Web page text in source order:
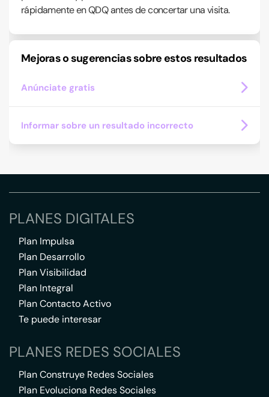
rápidamente en QDQ antes de concertar una visita.
Mejoras o sugerencias sobre estos resultados
Anúnciate gratis
Informar sobre un resultado incorrecto
PLANES DIGITALES
Plan Impulsa
Plan Desarrollo
Plan Visibilidad
Plan Integral
Plan Contacto Activo
Te puede interesar
PLANES REDES SOCIALES
Plan Construye Redes Sociales
Plan Evoluciona Redes Sociales